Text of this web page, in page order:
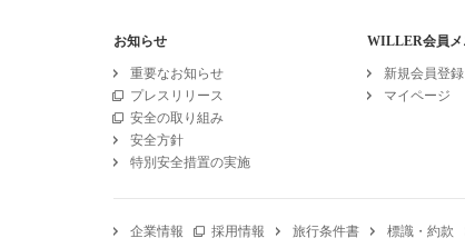
お知らせ
重要なお知らせ
プレスリリース
安全の取り組み
安全方針
特別安全措置の実施
WILLER会員メ
新規会員登録
マイページ
企業情報 採用情報 旅行条件書 標識・約款